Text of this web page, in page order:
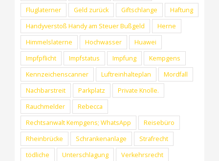
Fluglaterner
Geld zurück Giftschlange
Haftung
Handyverstoß Handy am Steuer Bußgeld
Herne
Himmelslaterne
Hochwasser
Huawei
Impfpflicht
Impfstatus Impfung
Kempgens
Kennzeichenscanner
Luftreinhalteplan
Mordfall
Nachbarstreit
Parkplatz
Private Knolle.
Rauchmelder
Rebecca
Rechtsanwalt Kempgens; WhatsApp
Reisebüro
Rheinbrücke
Schrankenanlage
Strafrecht
tödliche
Unterschlagung Verkehrsrecht
RUFEN SIE UNS GERNE AN (+49) 0209 - 2 38 31
© Copyright 2012 - 2026 | Rechtsanwälte Kempgens.
Brunnengräber Gelsenkirchen |Impressum|Datenschutzerklärung